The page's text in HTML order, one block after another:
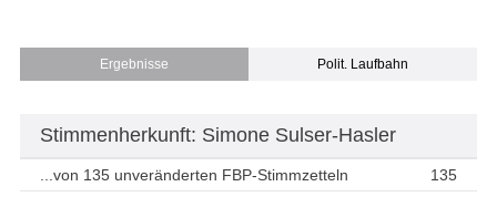
Ergebnisse Polit. Laufbahn
Stimmenherkunft: Simone Sulser-Hasler
...von 135 unveränderten FBP-Stimmzetteln
135